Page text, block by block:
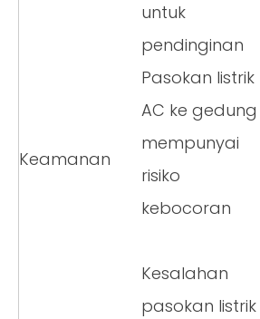
untuk
pendinginan
Keamanan
Pasokan listrik
AC ke gedung
mempunyai
risiko
kebocoran
Kesalahan
pasokan listrik